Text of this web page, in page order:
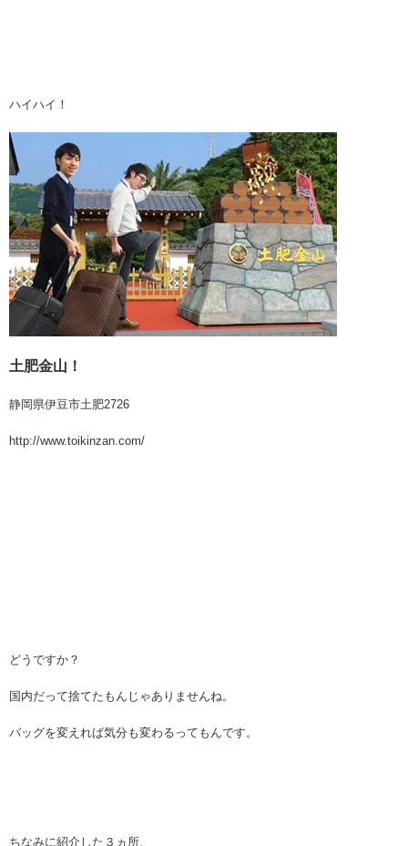
ハイハイ！
土肥金山！
静岡県伊豆市土肥2726
http://www.toikinzan.com/
どうですか？
国内だって捨てたもんじゃありませんね。
バッグを変えれば気分も変わるってもんです。
ちなみに紹介した３ヵ所、